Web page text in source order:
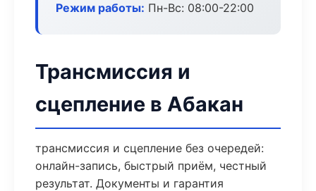
Режим работы: Пн-Вс: 08:00-22:00
Трансмиссия и
сцепление в Абакан
трансмиссия и сцепление без очередей:
онлайн-запись, быстрый приём, честный
результат. Документы и гарантия